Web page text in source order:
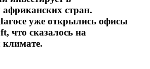
стран.
уже открылись офисы
что сказалось на
климате.